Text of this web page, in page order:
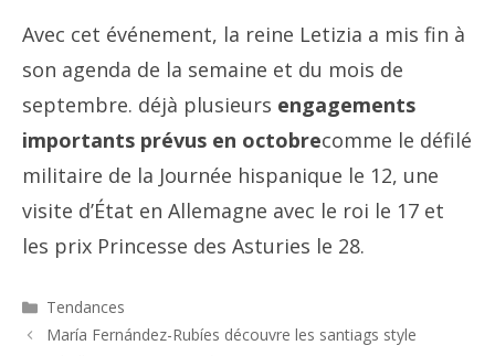
Avec cet événement, la reine Letizia a mis fin à
son agenda de la semaine et du mois de
septembre. déjà plusieurs engagements
importants prévus en octobrecomme le défilé
militaire de la Journée hispanique le 12, une
visite d’État en Allemagne avec le roi le 17 et
les prix Princesse des Asturies le 28.
Catégories
Tendances
Navigation
María Fernández-Rubíes découvre les santiags style